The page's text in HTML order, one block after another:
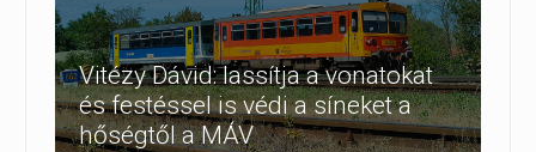
Vitézy Dávid: lassítja a vonatokat
és festéssel is védi a síneket a
hőségtől a MÁV